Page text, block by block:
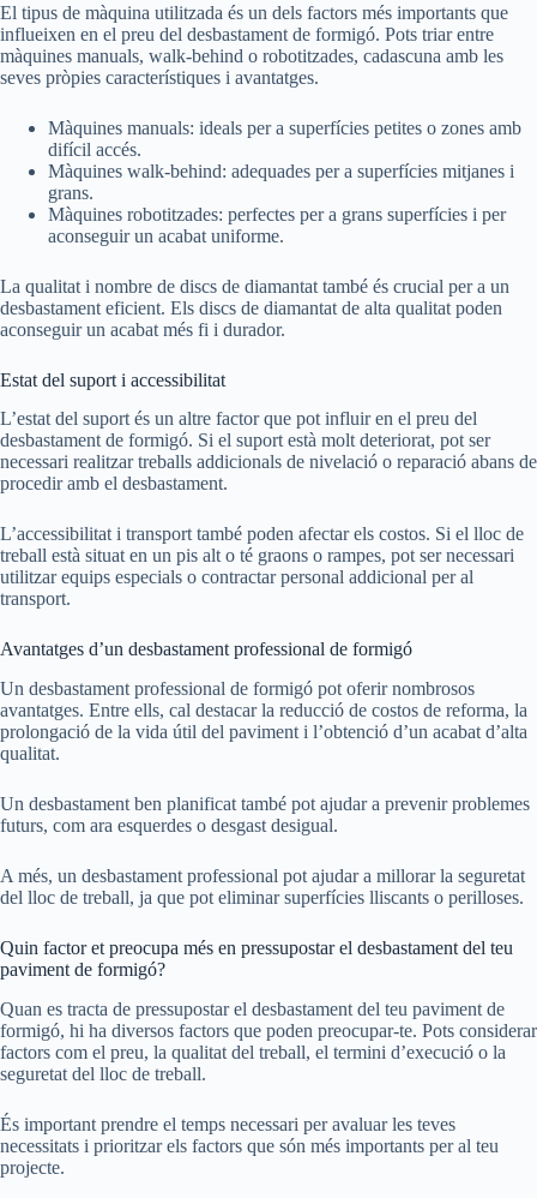
El tipus de màquina utilitzada és un dels factors més importants que
influeixen en el preu del desbastament de formigó. Pots triar entre
màquines manuals, walk-behind o robotitzades, cadascuna amb les
seves pròpies característiques i avantatges.
Màquines manuals: ideals per a superfícies petites o zones amb
difícil accés.
Màquines walk-behind: adequades per a superfícies mitjanes i
grans.
Màquines robotitzades: perfectes per a grans superfícies i per
aconseguir un acabat uniforme.
La qualitat i nombre de discs de diamantat també és crucial per a un
desbastament eficient. Els discs de diamantat de alta qualitat poden
aconseguir un acabat més fi i durador.
Estat del suport i accessibilitat
L’estat del suport és un altre factor que pot influir en el preu del
desbastament de formigó. Si el suport està molt deteriorat, pot ser
necessari realitzar treballs addicionals de nivelació o reparació abans de
procedir amb el desbastament.
L’accessibilitat i transport també poden afectar els costos. Si el lloc de
treball està situat en un pis alt o té graons o rampes, pot ser necessari
utilitzar equips especials o contractar personal addicional per al
transport.
Avantatges d’un desbastament professional de formigó
Un desbastament professional de formigó pot oferir nombrosos
avantatges. Entre ells, cal destacar la reducció de costos de reforma, la
prolongació de la vida útil del paviment i l’obtenció d’un acabat d’alta
qualitat.
Un desbastament ben planificat també pot ajudar a prevenir problemes
futurs, com ara esquerdes o desgast desigual.
A més, un desbastament professional pot ajudar a millorar la seguretat
del lloc de treball, ja que pot eliminar superfícies lliscants o perilloses.
Quin factor et preocupa més en pressupostar el desbastament del teu
paviment de formigó?
Quan es tracta de pressupostar el desbastament del teu paviment de
formigó, hi ha diversos factors que poden preocupar-te. Pots considerar
factors com el preu, la qualitat del treball, el termini d’execució o la
seguretat del lloc de treball.
És important prendre el temps necessari per avaluar les teves
necessitats i prioritzar els factors que són més importants per al teu
projecte.